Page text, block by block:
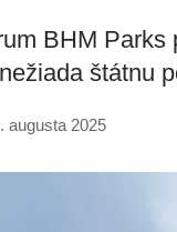
BHM
štátnu
augusta 2025